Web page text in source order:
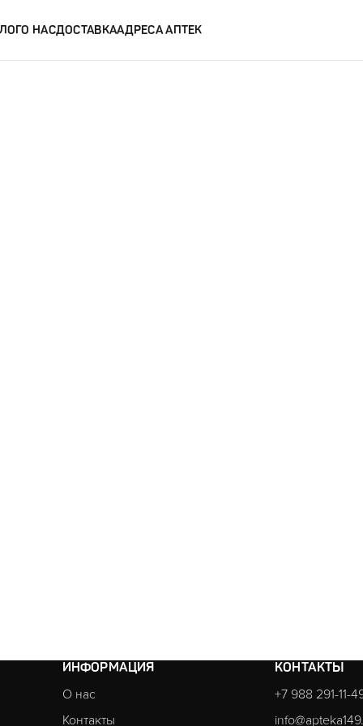
О НАСДОСТАВКААДРЕСА АПТЕК
ИНФОРМАЦИЯ
О нас
Контакты
КОНТАКТЫ
+7 988 291-11-